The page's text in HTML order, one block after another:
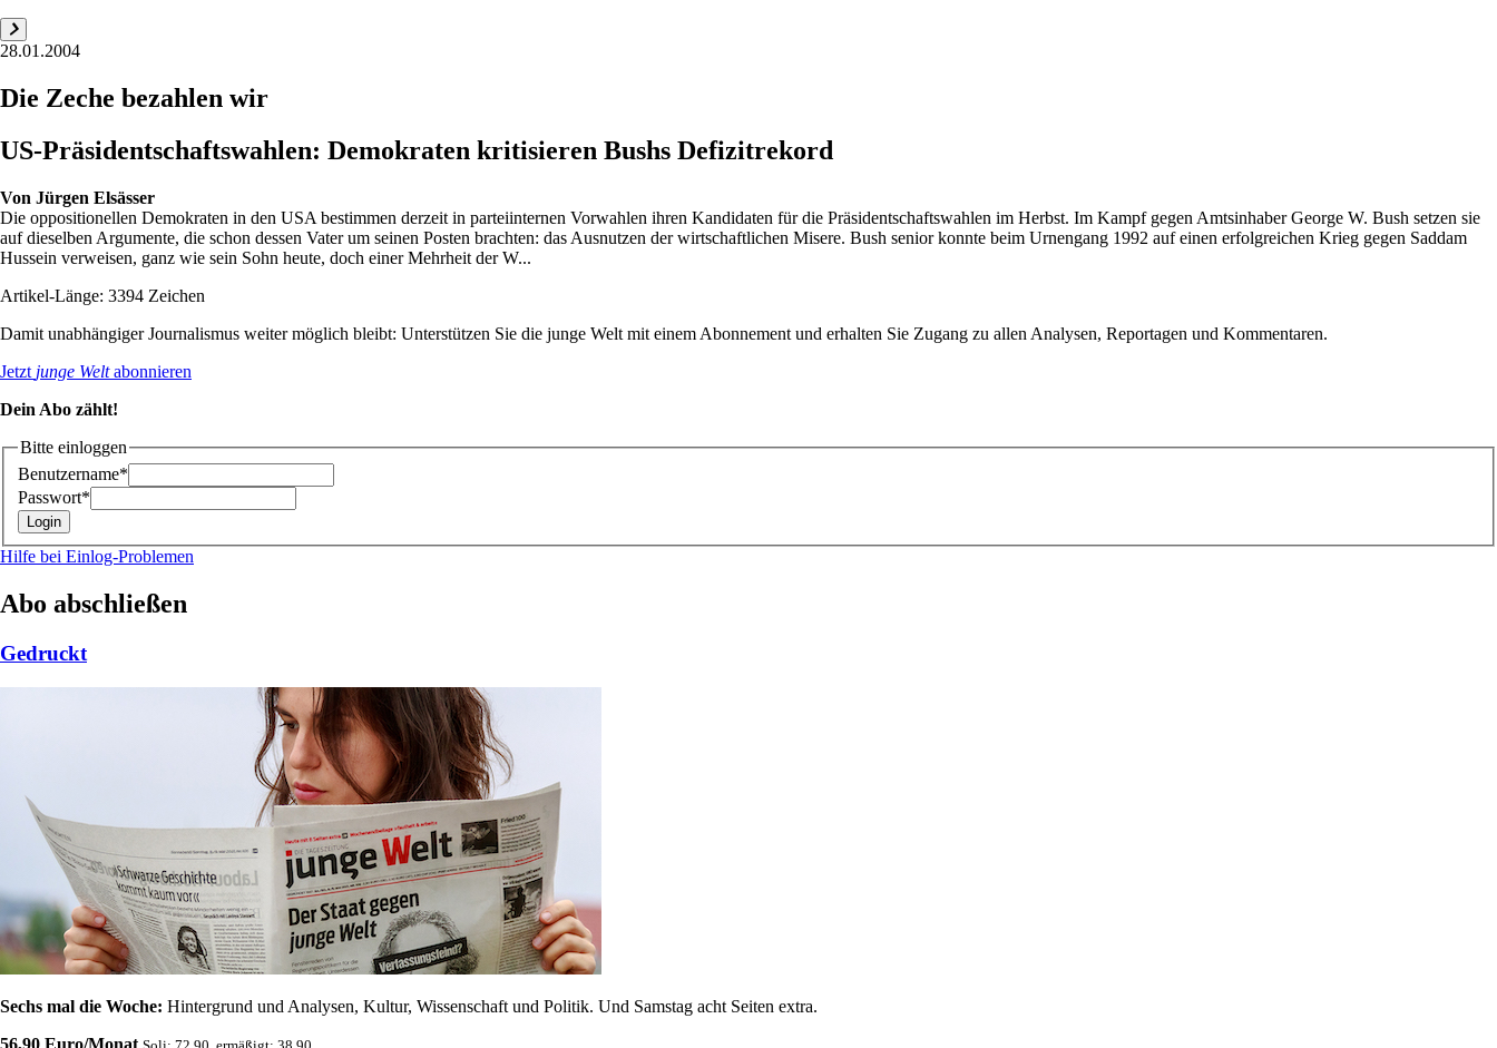
28.01.2004
Die Zeche bezahlen wir
US-Präsidentschaftswahlen: Demokraten kritisieren Bushs Defizitrekord
Von Jürgen Elsässer
Die oppositionellen Demokraten in den USA bestimmen derzeit in parteiinternen Vorwahlen ihren Kandidaten für die Präsidentschaftswahlen im Herbst. Im Kampf gegen Amtsinhaber George W. Bush setzen sie
auf dieselben Argumente, die schon dessen Vater um seinen Posten brachten: das Ausnutzen der wirtschaftlichen Misere. Bush senior konnte beim Urnengang 1992 auf einen erfolgreichen Krieg gegen Saddam
Hussein verweisen, ganz wie sein Sohn heute, doch einer Mehrheit der W...
Artikel-Länge: 3394 Zeichen
Damit unabhängiger Journalismus weiter möglich bleibt: Unterstützen Sie die junge Welt mit einem Abonnement und erhalten Sie Zugang zu allen Analysen, Reportagen und Kommentaren.
Jetzt junge Weltabonnieren
Dein Abo zählt!
Bitte einloggen
Benutzername*
Passwort*
Hilfe bei Einlog-Problemen
Abo abschließen
Gedruckt
Sechs mal die Woche: Hintergrund und Analysen, Kultur, Wissenschaft und Politik. Und Samstag acht Seiten extra.
56,90 Euro/Monat